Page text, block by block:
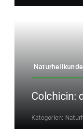
Colchicin:
Kategorien: